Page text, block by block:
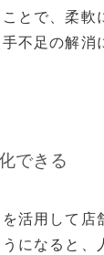
とで、柔軟
不足の解消
できる
活用して店
になると、